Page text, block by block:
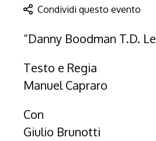
Condividi questo evento
“Danny Boodman T.D.
Testo e Regia
Manuel Capraro
Con
Giulio Brunotti